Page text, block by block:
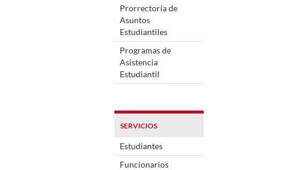
Prorrectoría de
Asuntos
Estudiantiles
Programas de
Asistencia
Estudiantil
SERVICIOS
Estudiantes
Funcionarios